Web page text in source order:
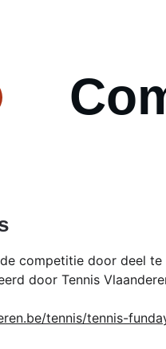
competitie door deel te
door Tennis
tennis/tennis-